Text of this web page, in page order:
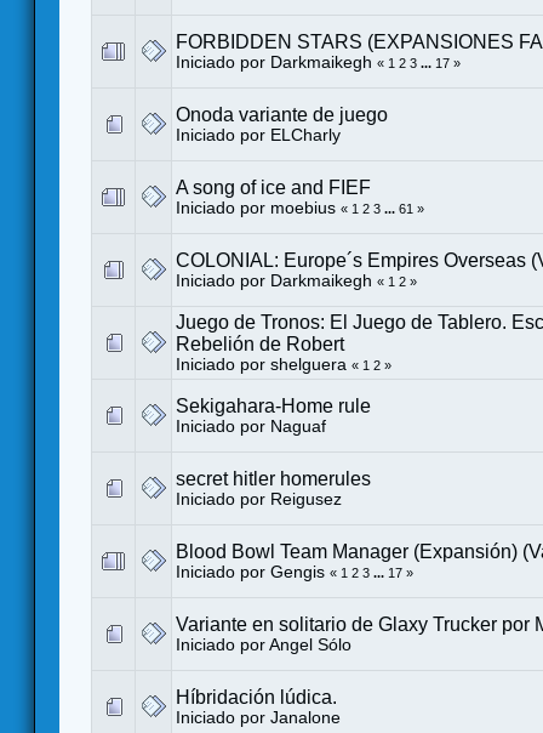
FORBIDDEN STARS (EXPANSIONES
Iniciado por Darkmaikegh « 1 2 3 ... 17 »
Onoda variante de juego
Iniciado por ELCharly
A song of ice and FIEF
Iniciado por moebius « 1 2 3 ... 61 »
COLONIAL: Europe´s Empires Overseas
Iniciado por Darkmaikegh « 1 2 »
Juego de Tronos: El Juego de Tablero.
Rebelión de Robert
Iniciado por shelguera « 1 2 »
Sekigahara-Home rule
Iniciado por Naguaf
secret hitler homerules
Iniciado por Reigusez
Blood Bowl Team Manager (Expansión)
Iniciado por Gengis « 1 2 3 ... 17 »
Variante en solitario de Glaxy Trucker por
Iniciado por Angel Sólo
Híbridación lúdica.
Iniciado por Janalone